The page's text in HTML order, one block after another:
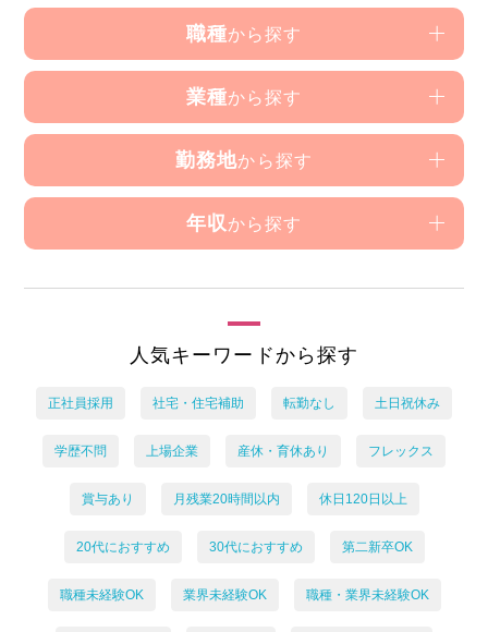
職種から探す
業種から探す
勤務地から探す
年収 から探す
人気キーワードから探す
正社員採用 社宅・住宅補助 転勤なし 土日祝休み
学歴不問 上場企業 産休・育休あり フレックス
賞与あり 月残業20時間以内 休日120日以上
20代におすすめ 30代におすすめ 第二新卒OK
職種未経験OK 業界未経験OK 職種・業界未経験OK